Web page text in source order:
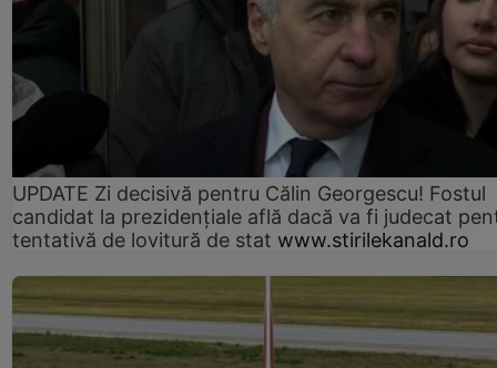
UPDATE Zi decisivă pentru Călin Georgescu! Fostul
candidat la prezidențiale află dacă va fi judecat
tentativă de lovitură de stat www.stirilekanald.ro